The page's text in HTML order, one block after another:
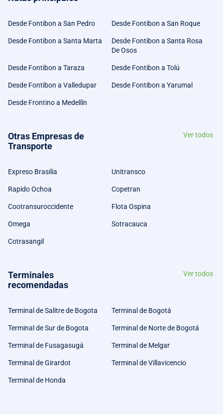
Desde Fontibon a San Pedro Desde Fontibon a San Roque
Desde Fontibon a Santa Marta
Desde Fontibon a Santa Rosa
De Osos
Desde Fontibon a Taraza Desde Fontibon a Tolú
Desde Fontibon a Valledupar Desde Fontibon a Yarumal
Desde Frontino a Medellín
Otras Empresas de
Transporte
Ver todos
Expreso Brasilia Unitransco
Rapido Ochoa Copetran
Cootransuroccidente Flota Ospina
Omega Sotracauca
Cotrasangil
Terminales
recomendadas
Ver todos
Terminal de Salitre de Bogota Terminal de Bogotá
Terminal de Sur de Bogota Terminal de Norte de Bogotá
Terminal de Fusagasugá Terminal de Melgar
Terminal de Girardot Terminal de Villavicencio
Terminal de Honda